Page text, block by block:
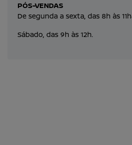
PÓS-VENDAS
De segunda a sexta, das 8h às
Sábado, das 9h às 12h.